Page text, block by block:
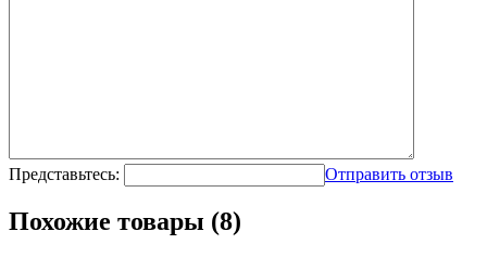
Представьтесь: Отправить отзыв
Похожие товары (8)